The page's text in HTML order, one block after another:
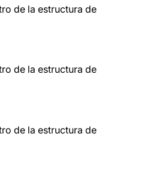
de la estructura de
de la estructura de
de la estructura de